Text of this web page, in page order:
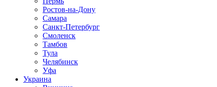
Ростов-на-Дону
Самара
Санкт-Петербург
Смоленск
Тамбов
Тула
Челябинск
Уфа
Украина